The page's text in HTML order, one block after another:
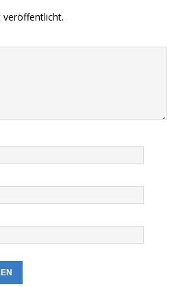
veröffentlicht.